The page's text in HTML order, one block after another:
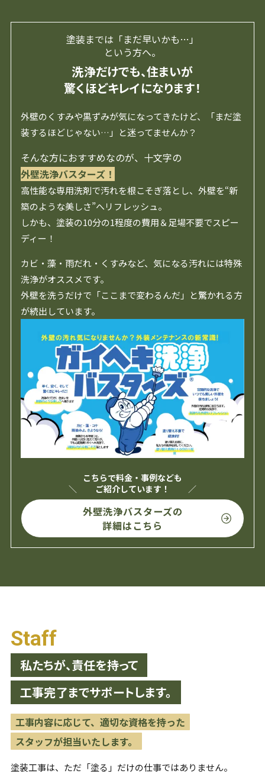
塗装までは「まだ早いかも…」
という方へ。
洗浄だけでも、住まいが
驚くほどキレイになります！
外壁のくすみや黒ずみが気になってきたけど、「まだ塗
装するほどじゃない…」と迷ってませんか？
そんな方におすすめなのが、十文字の
外壁洗浄バスターズ！
高性能な専用洗剤で汚れを根こそぎ落とし、外壁を“新
築のような美しさ”へリフレッシュ。
しかも、塗装の10分の1程度の費用＆足場不要でスピー
ディー！
カビ・藻・雨だれ・くすみなど、気になる汚れには特殊
洗浄がオススメです。
外壁を洗うだけで「ここまで変わるんだ」と驚かれる方
が続出しています。
こちらで料金・事例なども
ご紹介しています！
外壁洗浄バスターズの
詳細はこちら
Staff
私たちが、責任を持って
工事完了までサポートします。
工事内容に応じて、適切な資格を持った
スタッフが担当いたします。
塗装工事は、ただ「塗る」だけの仕事ではありません。